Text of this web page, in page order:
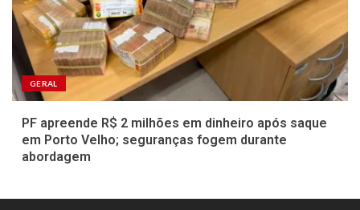
GERAL
PF apreende R$ 2 milhões em dinheiro após saque
em Porto Velho; seguranças fogem durante
abordagem